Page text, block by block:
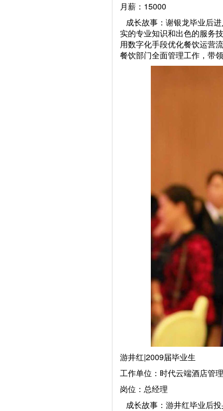
月薪：15000
成长故事：谢银龙毕业后
实的专业知识和出色的服务
用数字化手段优化餐饮运营
餐饮部门全面管理工作，带
游井红|2009届毕业生
工作单位：时代云端酒店管
岗位：总经理
成长故事：游井红毕业后